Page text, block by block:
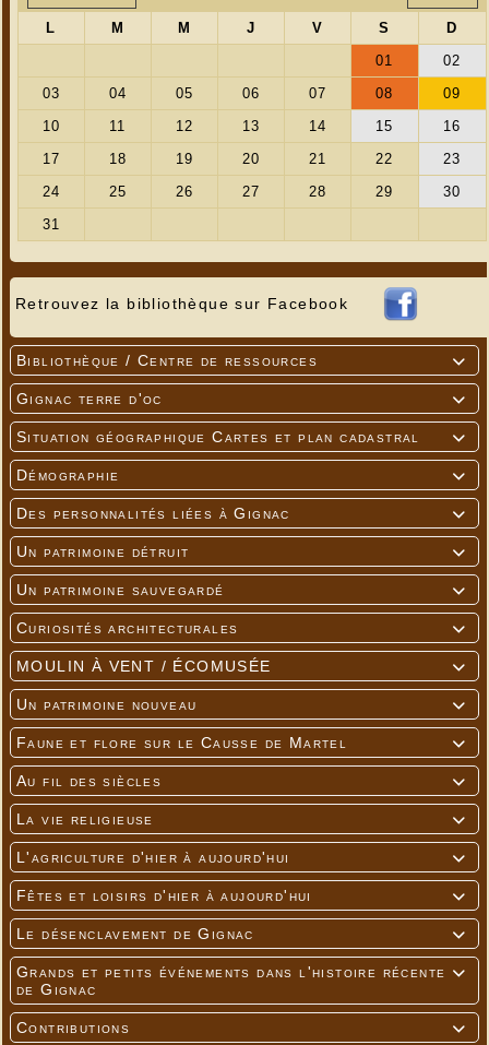
Retrouvez la bibliothèque sur Facebook

Bibliothèque / Centre de ressources

Gignac terre d'oc

Situation géographique Cartes et plan cadastral

Démographie

Des personnalités liées à Gignac

Un patrimoine détruit

Un patrimoine sauvegardé

Curiosités architecturales

MOULIN À VENT / ÉCOMUSÉE

Un patrimoine nouveau

Faune et flore sur le Causse de Martel

Au fil des siècles

La vie religieuse

L'agriculture d'hier à aujourd'hui

Fêtes et loisirs d'hier à aujourd'hui

Le désenclavement de Gignac

Grands et petits événements dans l'histoire récente
de Gignac

Contributions
Marie Ponsonnaille